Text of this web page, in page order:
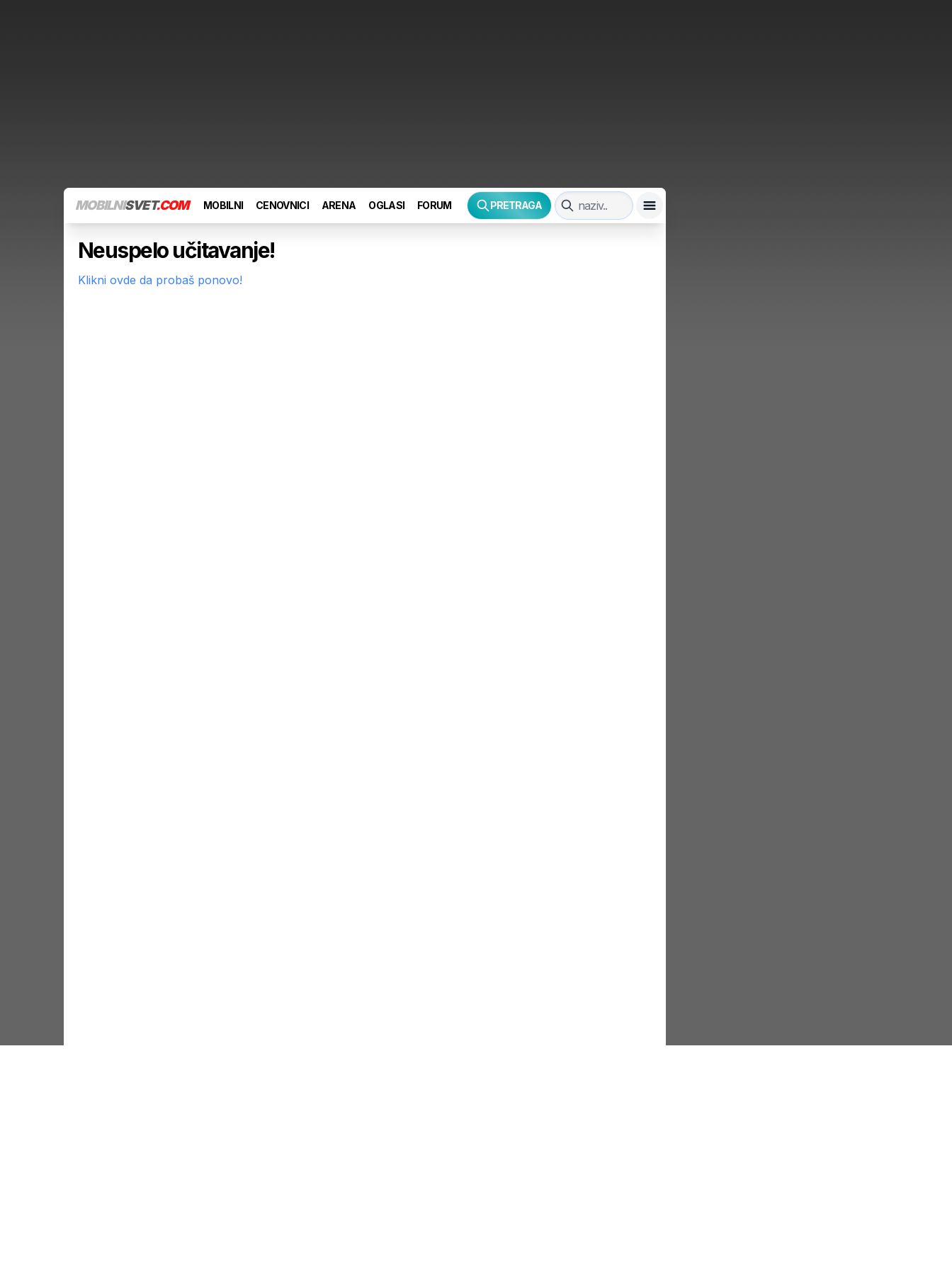
MOBILNISVET.COM MOBILNI CENOVNICI ARENA OGLASI FORUM PRETRAGA
Neuspelo učitavanje!
Klikni ovde da probaš ponovo!